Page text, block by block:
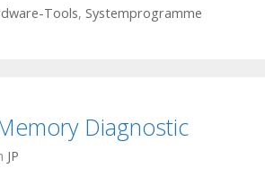
Tools, Systemprogramme
Diagnostic
JP